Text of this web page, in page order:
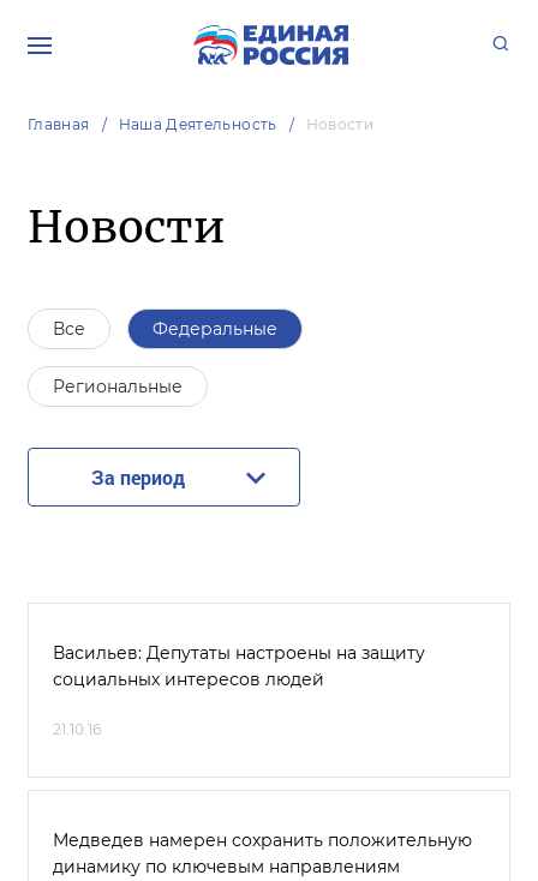
Главная Наша Деятельность Новости
Новости
Все Федеральные
Региональные
За период
Васильев: Депутаты настроены на защиту
социальных интересов людей
21.10.16
Медведев намерен сохранить положительную
динамику по ключевым направлениям